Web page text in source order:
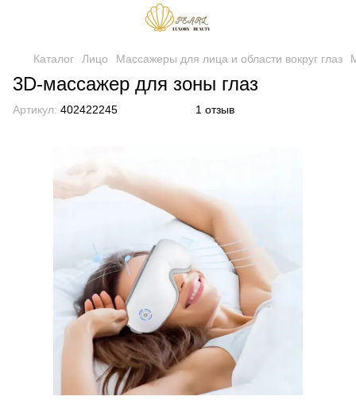
Каталог Лицо Массажеры для лица и области вокруг глаз
3D-массажер для зоны глаз
Артикул: 402422245 1 отзыв